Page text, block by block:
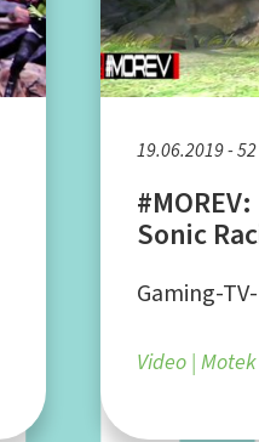
19.06.2019 - 52
Sonic
Gaming-
Video Motek